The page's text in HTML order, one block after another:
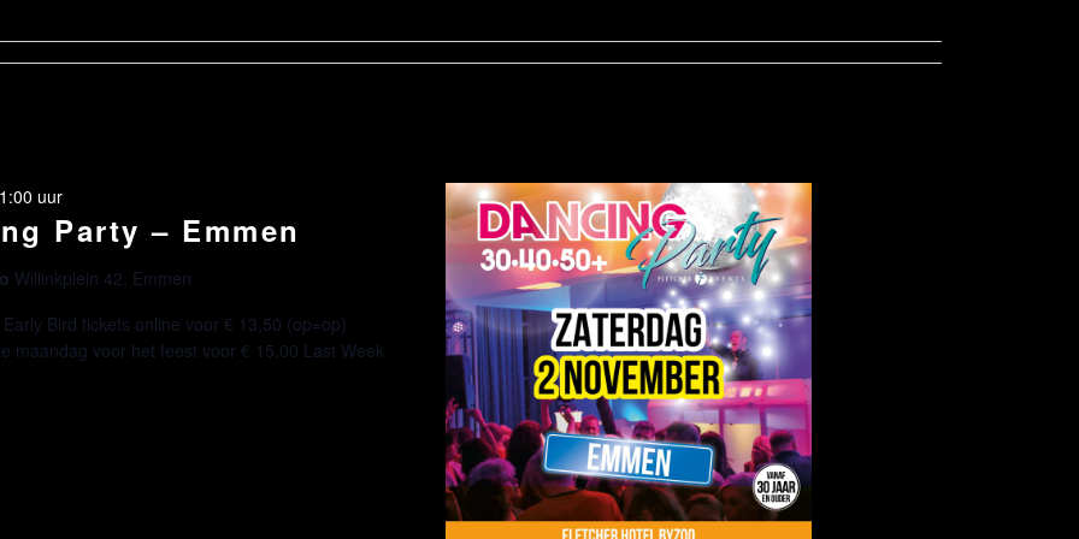
Party – Emmen
uur
Willinkplein 42, Emmen
Bird tickets online voor € 13,50 (op=op)
maandag voor het feest voor € 15,00 Last Week